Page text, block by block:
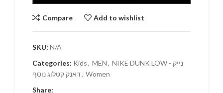
Compare Add to wishlist
SKU: N/A
Categories: Kids, MEN, NIKE DUNK LOW - נייק
דאנק קטלוג נוסף, Women
Share: